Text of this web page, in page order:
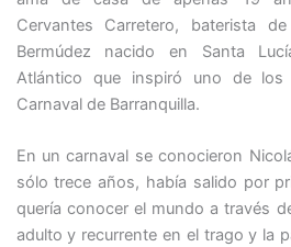
Cervantes Carretero, baterista
Bermúdez nacido en Santa
Atlántico que inspiró uno de los
Carnaval de Barranquilla.
En un carnaval se conocieron
sólo trece años, había salido por
quería conocer el mundo a través
adulto y recurrente en el trago y la